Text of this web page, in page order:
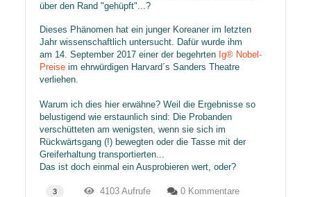
über den Rand "gehüpft"...?
Dieses Phänomen hat ein junger Koreaner im letzten
Jahr wissenschaftlich untersucht. Dafür wurde ihm
am 14. September 2017 einer der begehrten Ig® Nobel-
Preiseim ehrwürdigen Harvard´s Sanders Theatre
verliehen.
Warum ich dies hier erwähne? Weil die Ergebnisse so
belustigend wie erstaunlich sind: Die Probanden
verschütteten am wenigsten, wenn sie sich im
Rückwärtsgang (!) bewegten oder die Tasse mit der
Greiferhaltung transportierten...
Das ist doch einmal ein Ausprobieren wert, oder?​
3 4103 Aufrufe 0 Kommentare